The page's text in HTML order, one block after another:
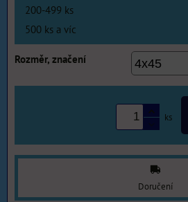
200-499 ks
500 ks a víc
Rozměr, značení
ks
Doručení